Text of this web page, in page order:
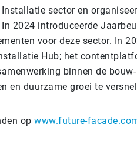
sector en
2024 introduceerde
voor deze sector. In
Hub; het
binnen de bouw-
en duurzame groei te
op www.future-